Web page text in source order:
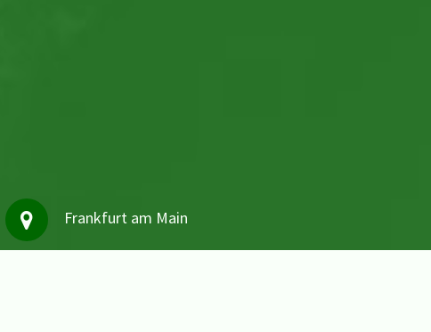
Frankfurt am Main